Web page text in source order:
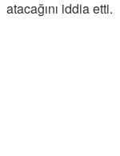
atacağını iddia etti.